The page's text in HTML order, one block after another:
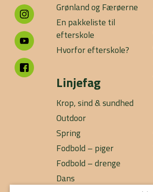
Grønland og Færøerne
En pakkeliste til
efterskole
Hvorfor efterskole?
Linjefag
Krop, sind & sundhed
Outdoor
Spring
Fodbold – piger
Fodbold – drenge
Dans